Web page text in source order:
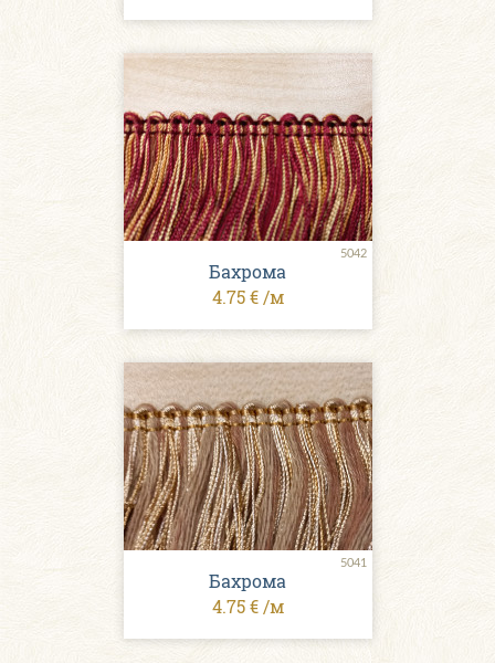
5042
Бахрома
4.75 € /м
5041
Бахрома
4.75 € /м